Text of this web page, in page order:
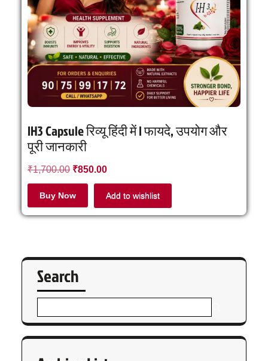
IH3 Capsule रिव्यू हिंदी में | फायदे, उपयोग और
पूरी जानकारी
₹1,700.00 ₹850.00
Buy Now Add to wishlist
Search